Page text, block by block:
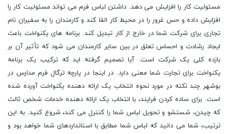
مسئولیت کار را افزایش می دهد. داشتن لباس فرم می تواند مسئولیت کار را
افزایش داده و حس غرور را در محیط کار القا کند و کارمندان را به سفیران نام
تجاری برای شرکت شما در خارج از کار تبدیل کند. برنامه های یکنواخت باعث
ایجاد رشادت و احساس تعلق در بین سایر کارمندان می شود که تأثیر آن بر
بازده کلی یک شرکت است. آیا تصمیم گرفته اید که ترکیب یک برنامه
یکنواخت برای تجارت شما معنی دارد. در اینجا در پارچه ترگال فرم مدارس در
بوشهر چند نکته در مورد نحوه انتخاب یک ارائه دهنده یکنواخت آورده شده
است. برای ساده کردن فرایند، با انتخاب یک ارائه دهنده خدمات شخص ثالث
که چیدن، شستشو و تحویل لباس شما را کنترل می کند، شروع کنید. به این
ترتیب، شما می دانید که لباس شما مطابق با استانداردهای شما خواهد بود و